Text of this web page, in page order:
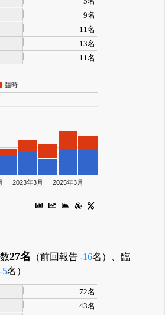
9名
11名
13名
11名
臨時
2023年3月 2025年3月
27名 （前回報告-16名）、臨
-5名）
72名
43名